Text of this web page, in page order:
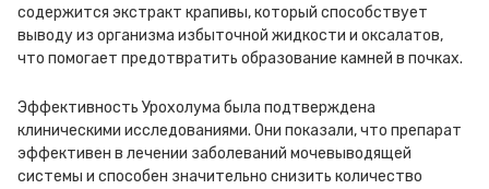
содержится экстракт крапивы, который способствует
выводу из организма избыточной жидкости и оксалатов,
что помогает предотвратить образование камней в почках.
Эффективность Урохолума была подтверждена
клиническими исследованиями. Они показали, что препарат
эффективен в лечении заболеваний мочевыводящей
системы и способен значительно снизить количество